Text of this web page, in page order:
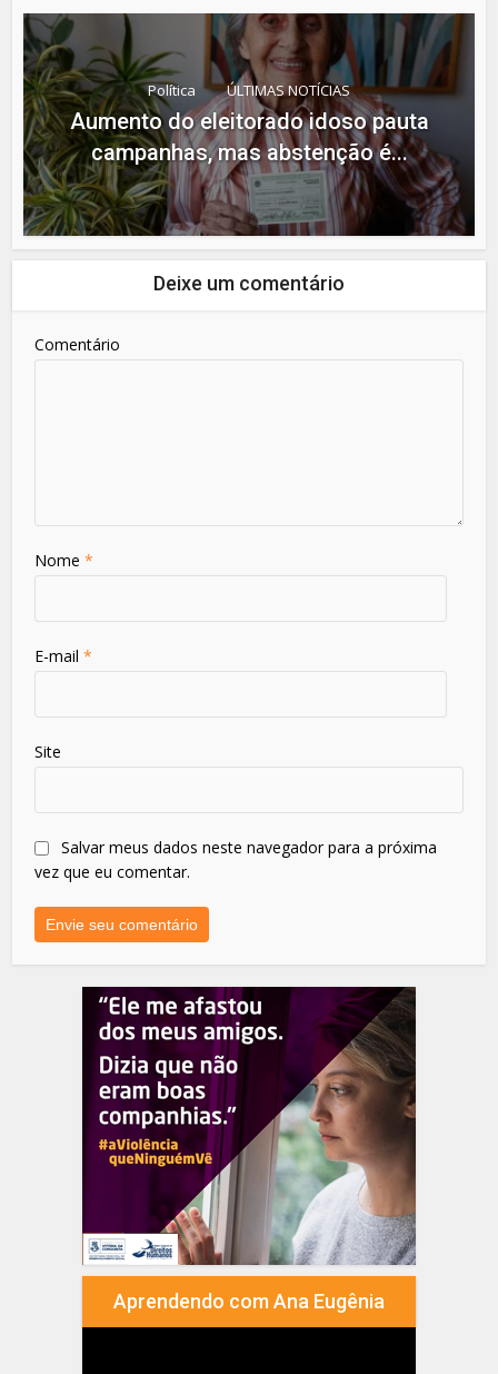
Política ÚLTIMAS NOTÍCIAS
Aumento do eleitorado idoso pauta
campanhas, mas abstenção é...
Deixe um comentário
Comentário
Nome*
E-mail*
Site
Salvar meus dados neste navegador para a próxima
vez que eu comentar.
Aprendendo com Ana Eugênia